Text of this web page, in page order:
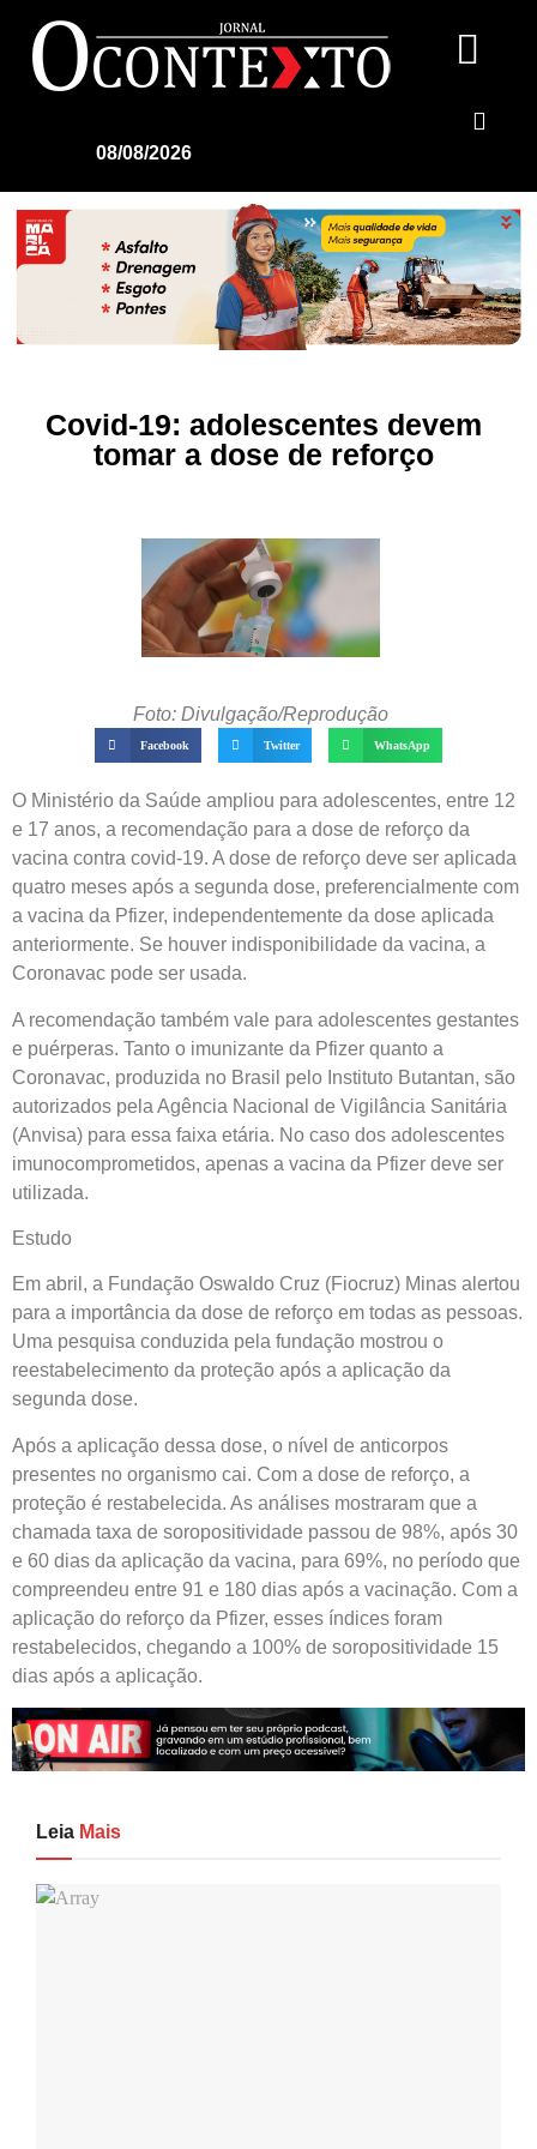
08/08/2026
Covid-19: adolescentes devem
tomar a dose de reforço
Foto: Divulgação/Reprodução
Facebook Twitter WhatsApp
O Ministério da Saúde ampliou para adolescentes, entre 12
e 17 anos, a recomendação para a dose de reforço da
vacina contra covid-19. A dose de reforço deve ser aplicada
quatro meses após a segunda dose, preferencialmente com
a vacina da Pfizer, independentemente da dose aplicada
anteriormente. Se houver indisponibilidade da vacina, a
Coronavac pode ser usada.
A recomendação também vale para adolescentes gestantes
e puérperas. Tanto o imunizante da Pfizer quanto a
Coronavac, produzida no Brasil pelo Instituto Butantan, são
autorizados pela Agência Nacional de Vigilância Sanitária
(Anvisa) para essa faixa etária. No caso dos adolescentes
imunocomprometidos, apenas a vacina da Pfizer deve ser
utilizada.
Estudo
Em abril, a Fundação Oswaldo Cruz (Fiocruz) Minas alertou
para a importância da dose de reforço em todas as pessoas.
Uma pesquisa conduzida pela fundação mostrou o
reestabelecimento da proteção após a aplicação da
segunda dose.
Após a aplicação dessa dose, o nível de anticorpos
presentes no organismo cai. Com a dose de reforço, a
proteção é restabelecida. As análises mostraram que a
chamada taxa de soropositividade passou de 98%, após 30
e 60 dias da aplicação da vacina, para 69%, no período que
compreendeu entre 91 e 180 dias após a vacinação. Com a
aplicação do reforço da Pfizer, esses índices foram
restabelecidos, chegando a 100% de soropositividade 15
dias após a aplicação.
Leia Mais